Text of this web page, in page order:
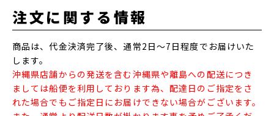
注文に関する情報
商品は、代金決済完了後、通常2日～7日程度でお届けいた
します。
沖縄県店舗からの発送を含む沖縄県や離島への配送につき
ましては船便を利用しております為、配達日のご指定をさ
れた場合でもご指定日にお届けできない場合がございます。